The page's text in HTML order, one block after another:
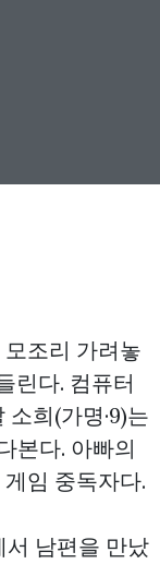
조리 가려놓
린다. 컴퓨터
희(가명·9)는
본다. 아빠의
임 중독자다.
서 남편을 만났